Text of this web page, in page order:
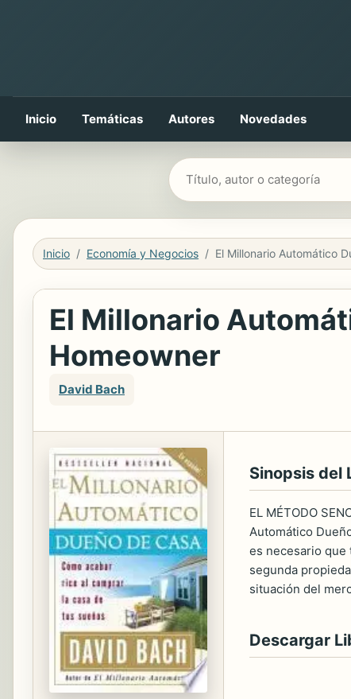
Inicio Temáticas Autores Novedades
Buscar libros
Inicio Economía y Negocios
El Millonario
Homeowner
David Bach
Sinopsis del
EL MÉTODO
Automático
es necesario
segunda
situación del
Descargar